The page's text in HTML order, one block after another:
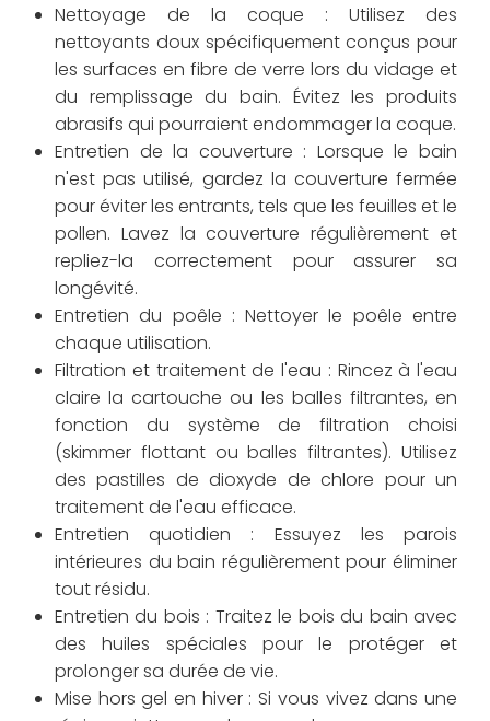
Nettoyage de la coque : Utilisez des
nettoyants doux spécifiquement conçus pour
les surfaces en fibre de verre lors du vidage et
du remplissage du bain. Évitez les produits
abrasifs qui pourraient endommager la coque.
Entretien de la couverture : Lorsque le bain
n'est pas utilisé, gardez la couverture fermée
pour éviter les entrants, tels que les feuilles et le
pollen. Lavez la couverture régulièrement et
repliez-la correctement pour assurer sa
longévité.
Entretien du poêle : Nettoyer le poêle entre
chaque utilisation.
Filtration et traitement de l'eau : Rincez à l'eau
claire la cartouche ou les balles filtrantes, en
fonction du système de filtration choisi
(skimmer flottant ou balles filtrantes). Utilisez
des pastilles de dioxyde de chlore pour un
traitement de l'eau efficace.
Entretien quotidien : Essuyez les parois
intérieures du bain régulièrement pour éliminer
tout résidu.
Entretien du bois : Traitez le bois du bain avec
des huiles spéciales pour le protéger et
prolonger sa durée de vie.
Mise hors gel en hiver : Si vous vivez dans une